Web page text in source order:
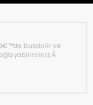
bulabilir ve